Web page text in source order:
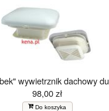
wywietrznik dachowy
98,00 zł
Do koszyka